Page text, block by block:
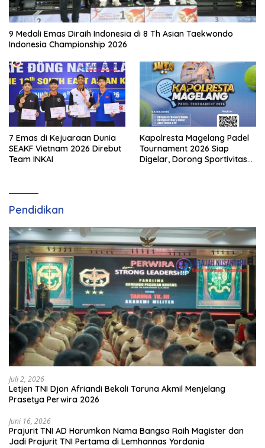
9 Medali Emas Diraih Indonesia di 8 Th Asian Taekwondo
Indonesia Championship 2026
7 Emas di Kejuaraan Dunia
SEAKF Vietnam 2026 Direbut
Team INKAI
Kapolresta Magelang Padel
Tournament 2026 Siap
Digelar, Dorong Sportivitas
Pendidikan
Juli 2, 2026
Letjen TNI Djon Afriandi Bekali Taruna Akmil Menjelang
Prasetya Perwira 2026
Juni 16, 2026
Prajurit TNI AD Harumkan Nama Bangsa Raih Magister dan
Jadi Prajurit TNI Pertama di Lemhannas Yordania